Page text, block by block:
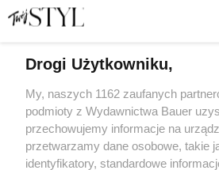
Okazało się, że jej gościnność nie
SPISAŁA: JOANNA ŁUKOWSKA
HISTORIE OSOBISTE
Drogi Użytkowniku,
My, naszych 1162 zaufanych
podmioty z Wydawnictwa Bauer
przechowujemy informacje na
przetwarzamy dane osobowe, takie
identyfikatory, standardowe